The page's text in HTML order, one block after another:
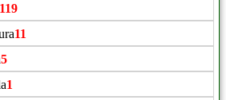
119
11
5
1